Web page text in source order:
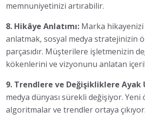
memnuniyetinizi artırabilir.
8. Hikâye Anlatımı: Marka
anlatmak, sosyal medya stratejinizin
parçasıdır. Müşterilere işletmenizin
kökenlerini ve vizyonunu anlatan
9. Trendlere ve Değişikliklere Ayak
medya dünyası sürekli değişiyor. Yeni
algoritmalar ve trendler ortaya